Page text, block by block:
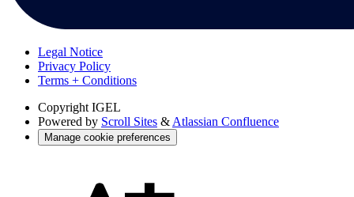
Legal Notice
Privacy Policy
Terms + Conditions
Copyright IGEL
Powered by Scroll Sites & Atlassian Confluence
Manage cookie preferences